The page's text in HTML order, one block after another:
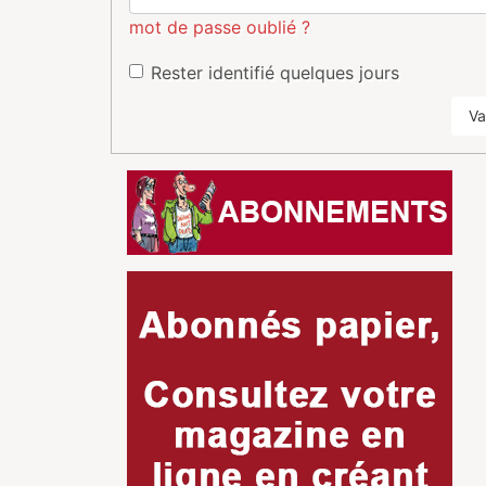
mot de passe oublié ?
Rester identifié quelques jours